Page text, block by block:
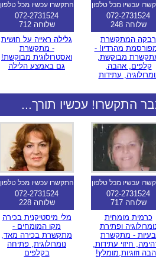
עכשיו מכל טלפון
072-2731524
שלוחה 248
רבקה המתקשרת
מהרדיו! -
מבוקשת,
קלפים, אהבה,
עתידות
התקשרו עכשיו מכל טלפון
072-2731524
שלוחה 712
גלילה ראייה על חושית
- מתקשרת
ואסטרולוגית מבוקשת!
גם באמצע הלילה
התקשרו! עכשיו תורך...
עכשיו מכל טלפון
072-2731524
שלוחה 717
כרמית מומחית
נומרולוגיה ופתירת
בעיות - מתקשרת
חיזוי עתידות,
וזוגיות,מומלץ!
התקשרו עכשיו מכל טלפון
072-2731524
שלוחה 228
מלי מיסטיקנית בכירה
מקו המומחים -
מתקשרת בכירה מאד,
נומרולוגית, פתיחה
בקלפים